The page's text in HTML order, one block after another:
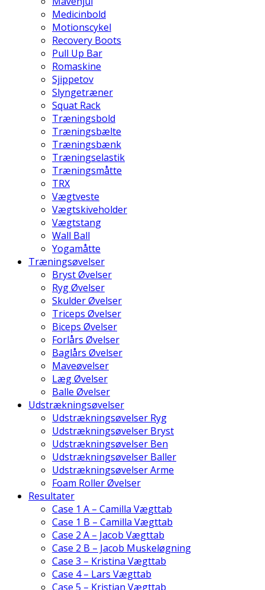
Medicinbold
Motionscykel
Recovery Boots
Pull Up Bar
Romaskine
Sjippetov
Slyngetræner
Squat Rack
Træningsbold
Træningsbælte
Træningsbænk
Træningselastik
Træningsmåtte
TRX
Vægtveste
Vægtskiveholder
Vægtstang
Wall Ball
Yogamåtte
Træningsøvelser
Bryst Øvelser
Ryg Øvelser
Skulder Øvelser
Triceps Øvelser
Biceps Øvelser
Forlårs Øvelser
Baglårs Øvelser
Maveøvelser
Læg Øvelser
Balle Øvelser
Udstrækningsøvelser
Udstrækningsøvelser Ryg
Udstrækningsøvelser Bryst
Udstrækningsøvelser Ben
Udstrækningsøvelser Baller
Udstrækningsøvelser Arme
Foam Roller Øvelser
Resultater
Case 1 A – Camilla Vægttab
Case 1 B – Camilla Vægttab
Case 2 A – Jacob Vægttab
Case 2 B – Jacob Muskeløgning
Case 3 – Kristina Vægttab
Case 4 – Lars Vægttab
Case 5 – Kristian Vægttab